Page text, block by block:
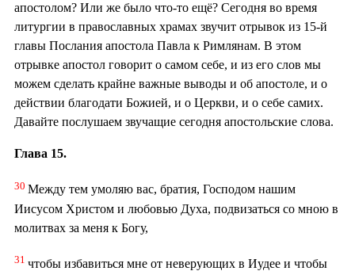
апостолом? Или же было что-то ещё? Сегодня во время
литургии в православных храмах звучит отрывок из 15-й
главы Послания апостола Павла к Римлянам. В этом
отрывке апостол говорит о самом себе, и из его слов мы
можем сделать крайне важные выводы и об апостоле, и о
действии благодати Божией, и о Церкви, и о себе самих.
Давайте послушаем звучащие сегодня апостольские слова.
Глава 15.
30 Между тем умоляю вас, братия, Господом нашим
Иисусом Христом и любовью Духа, подвизаться со мною в
молитвах за меня к Богу,
31 чтобы избавиться мне от неверующих в Иудее и чтобы